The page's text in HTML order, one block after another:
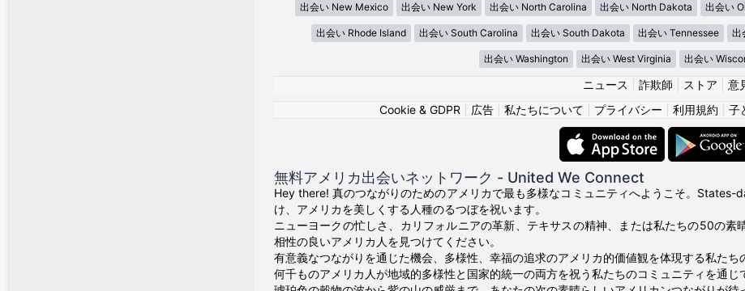
出会い New Mexico 出会い New York 出会い North Carolina 出会い North Dakota 出会い
出会い Rhode Island 出会い South Carolina 出会い South Dakota 出会い Tennessee 出
出会い Washington 出会い West Virginia 出会い
ニュース 詐欺師 ストア
意
Cookie & GDPR
広告| 私たちについて プライバシー 利用規約 子
無料アメリカ出会いネットワーク - United We Connect
Hey there! 真のつながりのためのアメリカで最も多様なコミュニティへようこそ。
け、アメリカを美しくする人種のるつぼを祝います。
ニューヨークの忙しさ、カリフォルニアの革新、テキサスの精神、または私たちの50の
相性の良いアメリカ人を見つけてください。
有意義なつながりを通じた機会、多様性、幸福の追求のアメリカ的価値観を体現する私たち
何千ものアメリカ人が地域的多様性と国家的統一の両方を祝う私たちのコミュニティを通じ